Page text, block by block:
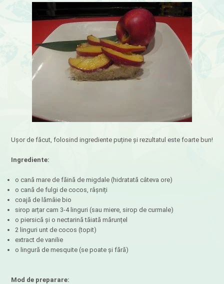
Ușor de făcut, folosind ingrediente puține și rezultatul este foarte bun!
Ingrediente:
o cană mare de făină de migdale (hidratată câteva ore)
o cană de fulgi de cocos, râșniți
coajă de lămâie bio
sirop arțar cam 3-4 linguri (sau miere, sirop de curmale)
o piersică și o nectarină tăiată mărunțel
2 linguri unt de cocos (topit)
extract de vanilie
o lingură de mesquite (se poate și fără)
Mod de preparare: